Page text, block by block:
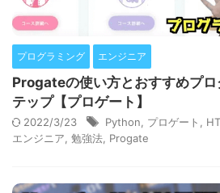
プログラミング エンジニア
Progateの使い方とおすすめプ
テップ【プロゲート】
2022/3/23 Python プロゲート
エンジニア 勉強法 Progate